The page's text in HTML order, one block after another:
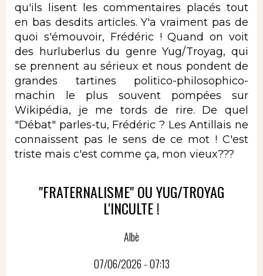
qu'ils lisent les commentaires placés tout
en bas desdits articles. Y'a vraiment pas de
quoi s'émouvoir, Frédéric ! Quand on voit
des hurluberlus du genre Yug/Troyag, qui
se prennent au sérieux et nous pondent de
grandes tartines politico-philosophico-
machin le plus souvent pompées sur
Wikipédia, je me tords de rire. De quel
"Débat" parles-tu, Frédéric ? Les Antillais ne
connaissent pas le sens de ce mot ! C'est
triste mais c'est comme ça, mon vieux???
"FRATERNALISME" OU YUG/TROYAG
L'INCULTE !
Albè
07/06/2026 - 07:13